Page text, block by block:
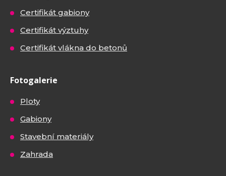
Certifikát gabiony
Certifikát výztuhy
Certifikát vlákna do betonů
Fotogalerie
Ploty
Gabiony
Stavební materiály
Zahrada